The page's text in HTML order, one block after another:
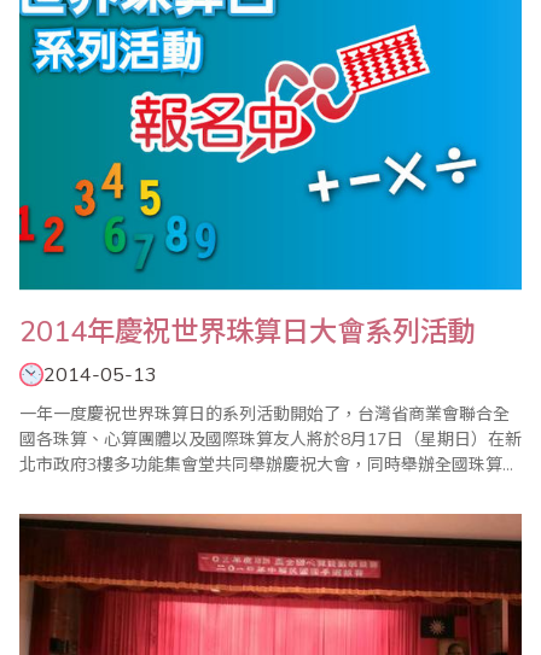
2014年慶祝世界珠算日大會系列活動
2014-05-13
一年一度慶祝世界珠算日的系列活動開始了，台灣省商業會聯合全
國各珠算、心算團體以及國際珠算友人將於8月17日（星期日）在新
北市政府3樓多功能集會堂共同舉辦慶祝大會，同時舉辦全國珠算比
暨國際觀摩賽、祖孫樂活珠算趣味競賽等系列活動，歡迎踴躍報名